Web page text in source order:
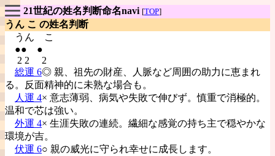
21世紀の姓名判断命名navi [TOP]
うん こ の姓名判断
うん
こ
●● ●
2 2 2
総運 6◎ 親、祖先の財産、人脈など周囲の助力に恵まれ
る。反面精神的に未熟な場合も。
人運 4× 意志薄弱、病気や失敗で伸びず。慎重で消極的。
温和で芯は強い。
外運 4× 生涯失敗の連続。繊細な感覚の持ち主で穏やかな
環境が吉。
伏運 6○ 親の威光に守られ幸せに成長します。